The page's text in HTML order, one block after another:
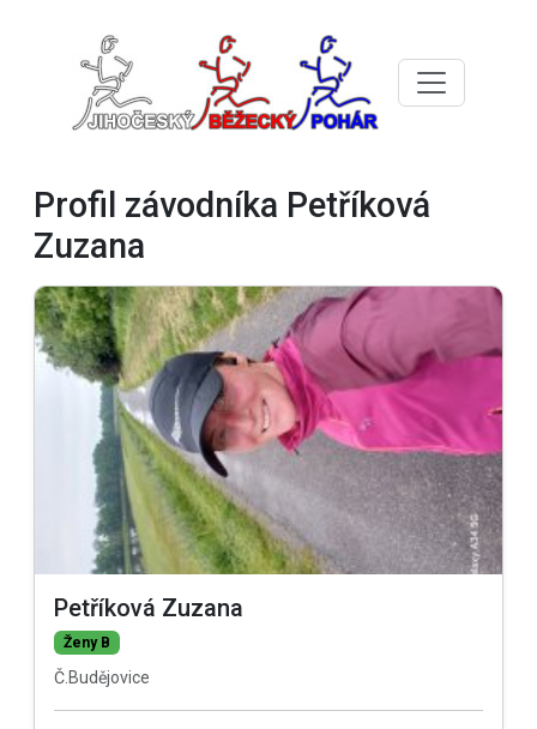
Profil závodníka Petříková
Zuzana
Petříková Zuzana
Ženy B
Č.Budějovice